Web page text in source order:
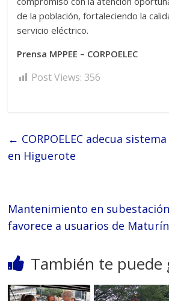
de la población, fortaleciendo la
servicio eléctrico.
Prensa MPPEE – CORPOELEC
Post Views: 356
← CORPOELEC adecua
en Higuerote
Mantenimiento en
favorece a usuarios de Maturín
También te puede